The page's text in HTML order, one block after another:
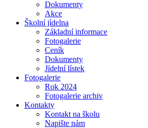
Dokumenty
Akce
Školní jídelna
Základní informace
Fotogalerie
Ceník
Dokumenty
Jídelní lístek
Fotogalerie
Rok 2024
Fotogalerie archiv
Kontakty
Kontakt na školu
Napište nám